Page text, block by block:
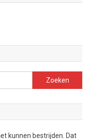
Zoeken
naar:
kunnen bestrijden. Dat